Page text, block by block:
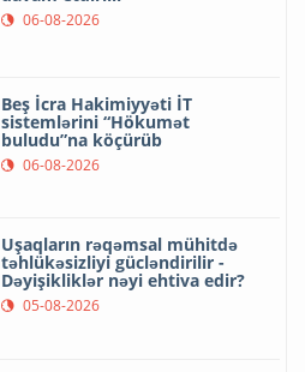
06-08-2026
Beş İcra Hakimiyyəti İT
sistemlərini “Hökumət
buludu”na köçürüb
06-08-2026
Uşaqların rəqəmsal mühitdə
təhlükəsizliyi gücləndirilir -
Dəyişikliklər nəyi ehtiva edir?
05-08-2026